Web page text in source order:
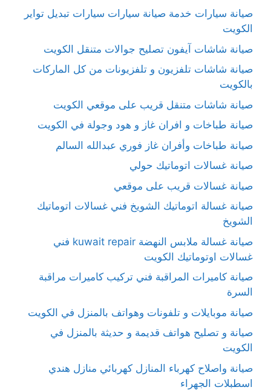
صيانة سيارات خدمة صيانة سيارات سيارات تبديل تواير
الكويت
صيانة شاشات آيفون تصليح جوالات متنقل الكويت
صيانة شاشات تلفزيون و تلفزيونات من كل الماركات
بالكويت
صيانة شاشات متنقل قريب على موقعي الكويت
صيانة طباخات و افران غاز و هود وجولة في الكويت
صيانة طباخات وأفران غاز فوري عبدالله السالم
صيانة غسالات اتوماتيك حولي
صيانة غسالات قريب على موقعي
صيانة غسالة اتوماتيك الشويخ فني غسالات اتوماتيك
الشويخ
صيانة غسالة ملابس النهضة kuwait repair فني
غسالات اوتوماتيك الكويت
صيانة كاميرات المراقبة فني تركيب كاميرات مراقبة
السرة
صيانة موبايلات و تلفونات وهواتف بالمنزل في الكويت
صيانة و تصليح هواتف قديمة و حديثة بالمنزل في
الكويت
صيانة واصلاح كهرباء المنازل كهربائي منازل هندي
اسطبلات الجهراء